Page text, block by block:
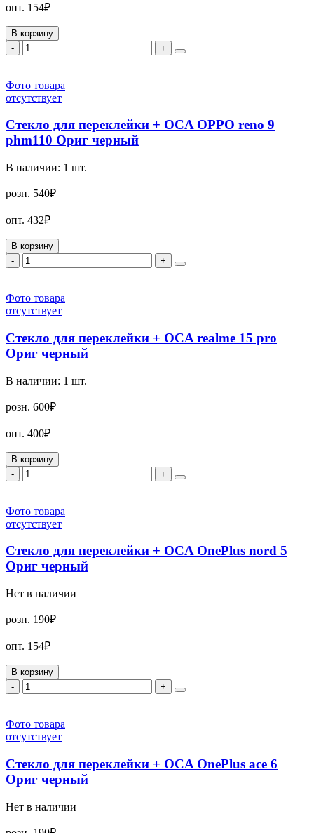
опт. 154₽
В корзину
-
+
Фото товара
отсутствует
Стекло для переклейки + OCA OPPO reno 9
phm110 Ориг черный
В наличии: 1 шт.
розн. 540₽
опт. 432₽
В корзину
-
+
Фото товара
отсутствует
Стекло для переклейки + OCA realme 15 pro
Ориг черный
В наличии: 1 шт.
розн. 600₽
опт. 400₽
В корзину
-
+
Фото товара
отсутствует
Стекло для переклейки + OCA OnePlus nord 5
Ориг черный
Нет в наличии
розн. 190₽
опт. 154₽
В корзину
-
+
Фото товара
отсутствует
Стекло для переклейки + OCA OnePlus ace 6
Ориг черный
Нет в наличии